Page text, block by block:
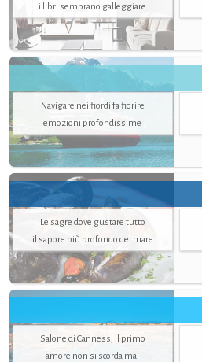
i libri sembrano galleggiare
Navigare nei fiordi fa fiorire
emozioni profondissime
Le sagre dove gustare tutto
il sapore più profondo del mare
Salone di Canness, il primo
amore non si scorda mai